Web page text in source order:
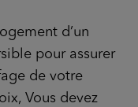
d’un
pour assurer
de votre
Vous devez